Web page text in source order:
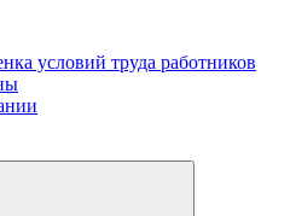
условий труда работников